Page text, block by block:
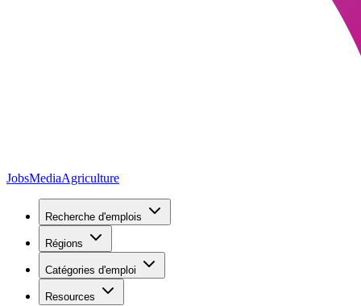
JobsMediaAgriculture
Recherche d'emplois
Régions
Catégories d'emploi
Resources